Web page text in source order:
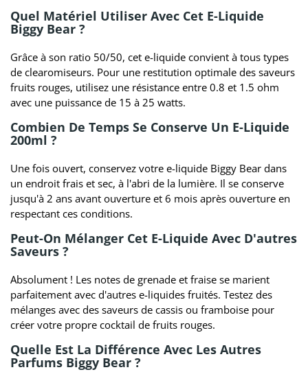
Quel Matériel Utiliser Avec Cet E-Liquide
Biggy Bear ?
Grâce à son ratio 50/50, cet e-liquide convient à tous types
de clearomiseurs. Pour une restitution optimale des saveurs
fruits rouges, utilisez une résistance entre 0.8 et 1.5 ohm
avec une puissance de 15 à 25 watts.
Combien De Temps Se Conserve Un E-Liquide
200ml ?
Une fois ouvert, conservez votre e-liquide Biggy Bear dans
un endroit frais et sec, à l'abri de la lumière. Il se conserve
jusqu'à 2 ans avant ouverture et 6 mois après ouverture en
respectant ces conditions.
Peut-On Mélanger Cet E-Liquide Avec D'autres
Saveurs ?
Absolument ! Les notes de grenade et fraise se marient
parfaitement avec d'autres e-liquides fruités. Testez des
mélanges avec des saveurs de cassis ou framboise pour
créer votre propre cocktail de fruits rouges.
Quelle Est La Différence Avec Les Autres
Parfums Biggy Bear ?